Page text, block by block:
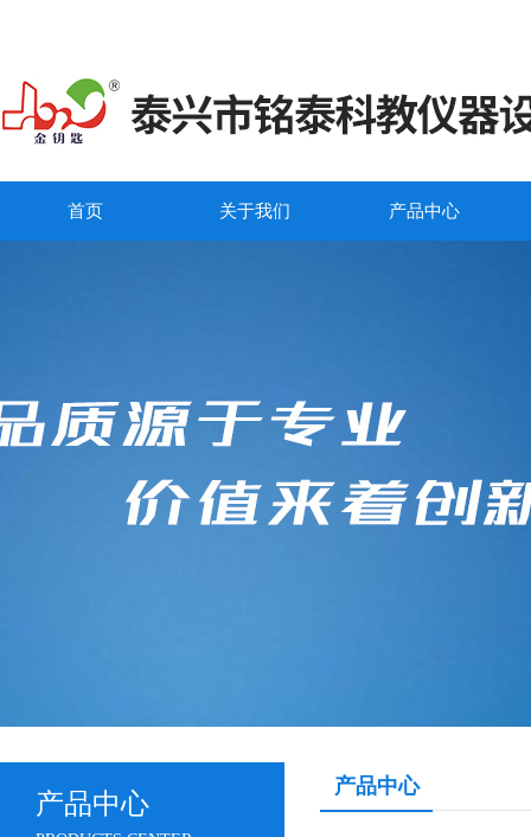
首页 关于我们 产品中心
产品中心
产品中心